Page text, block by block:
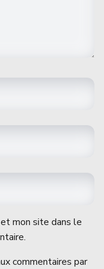
mon site dans le
commentaires par